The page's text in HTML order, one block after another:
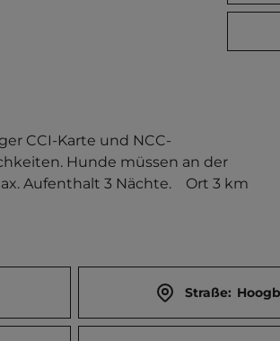
CCI-Karte und NCC-
Hunde müssen an der
Aufenthalt 3 Nächte.    Ort 3 km
Straße: